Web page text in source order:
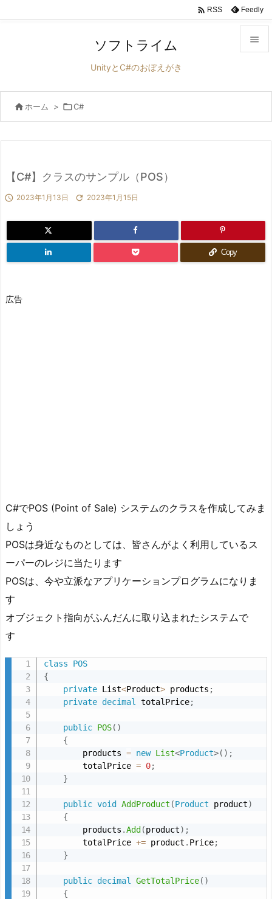


前へ
 RSS Feedly
ソフトライム
UnityとC#のおぼえがき
 ホーム > C#
【C#】クラスのサンプル（POS）
 2023年1月13日  2023年1月15日
Copy
広告
C#でPOS (Point of Sale) システムのクラスを作成してみま
しょう
POSは身近なものとしては、皆さんがよく利用しているス
ーパーのレジに当たります
POSは、今や立派なアプリケーションプログラムになりま
す
オブジェクト指向がふんだんに取り込まれたシステムで
す
class
POS
{
private List<Product> products ;
private decimal totalPrice;
public POS( )
{
        products
= new List<Product>( ) ;
        totalPrice
= 0;
}
public void AddProduct (Product product)
{
        products
.Add(product) ;
        totalPrice
+= product . Price;
}
public decimal GetTotalPrice( )
{